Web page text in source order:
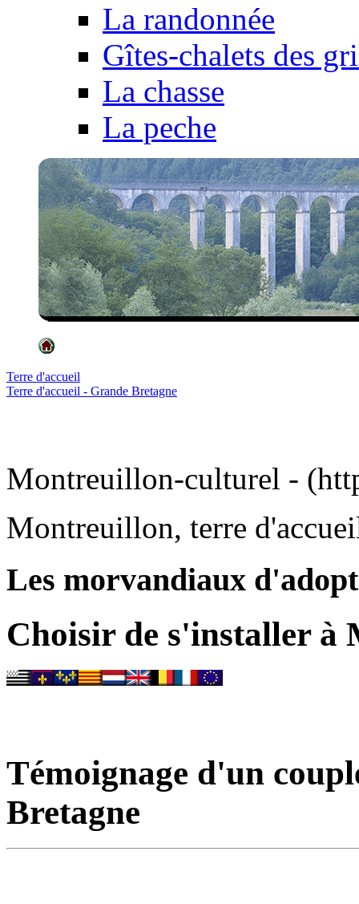
La randonnée
Gîtes-chalets des
La chasse
La peche
Terre d'accueil
Terre d'accueil - Grande Bretagne
Montreuillon-culturel -
Montreuillon, terre
Les morvandiaux
Choisir de s'installer à
Témoignage d'un
Bretagne